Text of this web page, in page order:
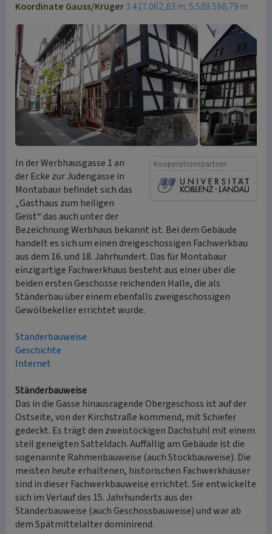
Koordinate Gauss/Krüger3.417.062,83 m: 5.589.598,79 m
Kooperationspartner
In der Werbhausgasse 1 an
der Ecke zur Judengasse in
Montabaur befindet sich das
„Gasthaus zum heiligen
Geist“ das auch unter der
Bezeichnung Werbhaus bekannt ist. Bei dem Gebäude
handelt es sich um einen dreigeschossigen Fachwerkbau
aus dem 16. und 18. Jahrhundert. Das für Montabaur
einzigartige Fachwerkhaus besteht aus einer über die
beiden ersten Geschosse reichenden Halle, die als
Ständerbau über einem ebenfalls zweigeschossigen
Gewölbekeller errichtet wurde.
Ständerbauweise
Geschichte
Internet
Ständerbauweise
Das in die Gasse hinausragende Obergeschoss ist auf der
Ostseite, von der Kirchstraße kommend, mit Schiefer
gedeckt. Es trägt den zweistöckigen Dachstuhl mit einem
steil geneigten Satteldach. Auffällig am Gebäude ist die
sogenannte Rahmenbauweise (auch Stockbauweise). Die
meisten heute erhaltenen, historischen Fachwerkhäuser
sind in dieser Fachwerkbauweise errichtet. Sie entwickelte
sich im Verlauf des 15. Jahrhunderts aus der
Ständerbauweise (auch Geschossbauweise) und war ab
dem Spätmittelalter dominirend.